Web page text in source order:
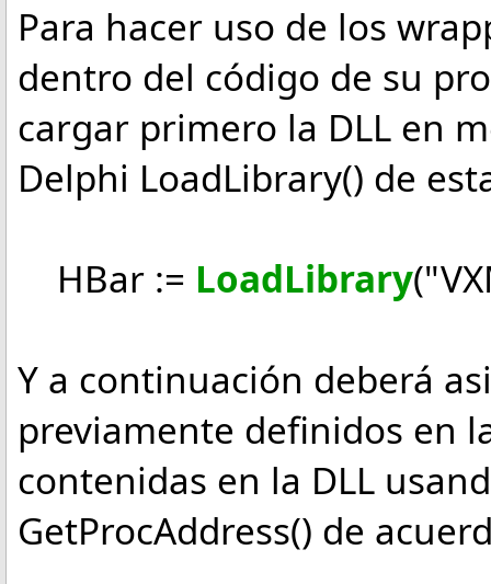
Para hacer uso de los
dentro del código de su
cargar primero la DLL en
Delphi LoadLibrary() de
HBar := LoadLibrary
Y a continuación deberá
previamente definidos en
contenidas en la DLL
GetProcAddress() de